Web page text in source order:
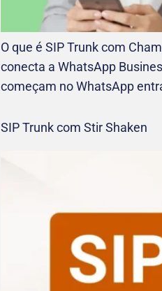
O que é SIP Trunk com
conecta a WhatsApp
começam no WhatsApp
SIP Trunk com Stir Shaken